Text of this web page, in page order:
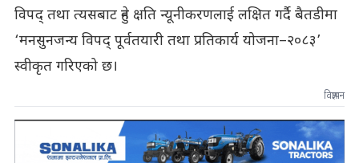
विपद् तथा त्यसबाट हुने क्षति न्यूनीकरणलाई लक्षित गर्दै बैतडीमा
‘मनसुनजन्य विपद् पूर्वतयारी तथा प्रतिकार्य योजना–२०८३’
स्वीकृत गरिएको छ।
विज्ञापन